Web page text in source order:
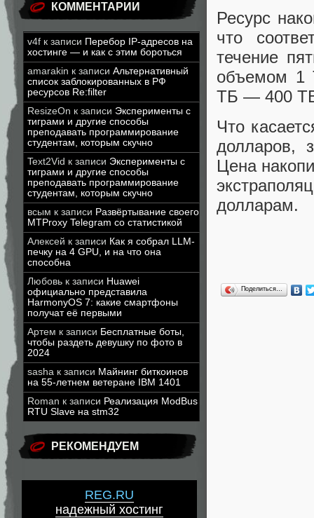
КОММЕНТАРИИ
v4f к записи Перебор IP-адресов на
хостинге — и как с этим бороться
amarakin к записи Альтернативный
список заблокированных в РФ
ресурсов Re:filter
ResizeOn к записи Эксперименты с
тиграми и другие способы
преподавать программирование
студентам, которым скучно
Text2Vid к записи Эксперименты с
тиграми и другие способы
преподавать программирование
студентам, которым скучно
всым к записи Развёртывание своего
MTProxy Telegram со статистикой
Алексей к записи Как я собрал LLM-
печку на 4 GPU, и на что она
способна
Любовь к записи Huawei
официально представила
HarmonyOS 7: какие смартфоны
получат её первыми
Артем к записи Бесплатные боты,
чтобы раздеть девушку по фото в
2024
sasha к записи Майнинг биткоинов
на 55-летнем ветеране IBM 1401
Roman к записи Реализация ModBus
RTU Slave на stm32
РЕКОМЕНДУЕМ
REG.RU
надежный хостинг
Ресурс
что
течение
объемом 1
ТБ — 400
Что
долларов,
Цена
долларам.
Поделиться…